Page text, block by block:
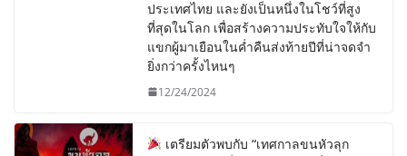
ประเทศไทย และยังเป็นหนึ่งในโชว์ที่สูง
ที่สุดในโลก เพื่อสร้างความประทับใจให้กับ
แขกผู้มาเยือนในค่ำคืนส่งท้ายปีที่น่าจดจำ
ยิ่งกว่าครั้งไหนๆ
12/24/2024
เตรียมตัวพบกับ “เทศกาลขนหัวลุก